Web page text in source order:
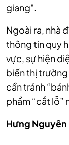
giang".
Ngoài ra, nhà
thông tin quy
vực, sự hiện
biến thị
cần tránh
phẩm “cắt lỗ”
Hưng Nguyên